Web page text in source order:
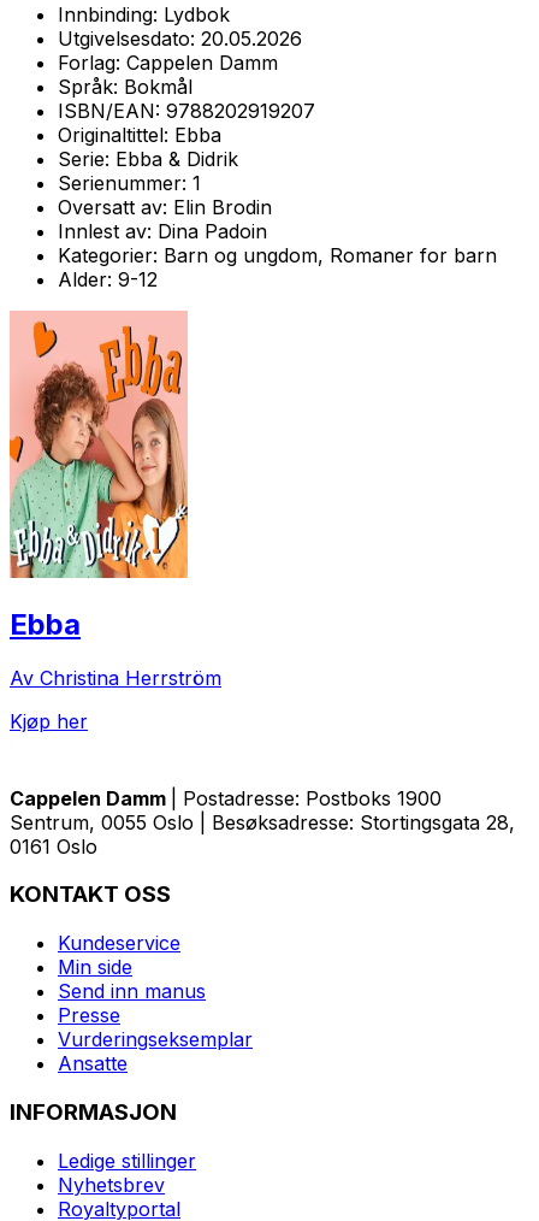
Innbinding: Lydbok
Utgivelsesdato: 20.05.2026
Forlag: Cappelen Damm
Språk: Bokmål
ISBN/EAN: 9788202919207
Originaltittel: Ebba
Serie: Ebba & Didrik
Serienummer: 1
Oversatt av: Elin Brodin
Innlest av: Dina Padoin
Kategorier: Barn og ungdom, Romaner for barn
Alder: 9-12
Ebba
Av Christina Herrström
Kjøp her
Cappelen Damm
| Postadresse: Postboks 1900
Sentrum, 0055 Oslo | Besøksadresse: Stortingsgata 28,
0161 Oslo
KONTAKT OSS
Kundeservice
Min side
Send inn manus
Presse
Vurderingseksemplar
Ansatte
INFORMASJON
Ledige stillinger
Nyhetsbrev
Royaltyportal